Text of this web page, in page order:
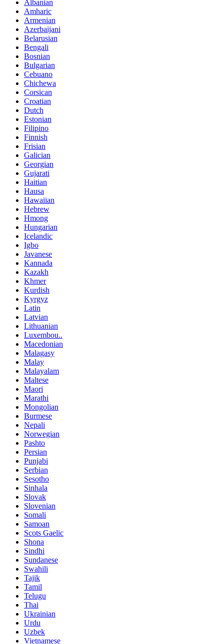
Albanian
Amharic
Armenian
Azerbaijani
Belarusian
Bengali
Bosnian
Bulgarian
Cebuano
Chichewa
Corsican
Croatian
Dutch
Estonian
Filipino
Finnish
Frisian
Galician
Georgian
Gujarati
Haitian
Hausa
Hawaiian
Hebrew
Hmong
Hungarian
Icelandic
Igbo
Javanese
Kannada
Kazakh
Khmer
Kurdish
Kyrgyz
Latin
Latvian
Lithuanian
Luxembou..
Macedonian
Malagasy
Malay
Malayalam
Maltese
Maori
Marathi
Mongolian
Burmese
Nepali
Norwegian
Pashto
Persian
Punjabi
Serbian
Sesotho
Sinhala
Slovak
Slovenian
Somali
Samoan
Scots Gaelic
Shona
Sindhi
Sundanese
Swahili
Tajik
Tamil
Telugu
Thai
Ukrainian
Urdu
Uzbek
Vietnamese